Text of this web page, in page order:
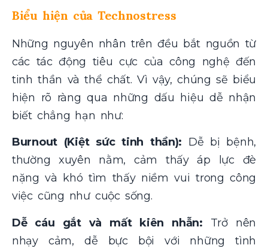
Biểu hiện của Technostress
Những nguyên nhân trên đều bắt nguồn từ
các tác động tiêu cực của công nghệ đến
tinh thần và thể chất. Vì vậy, chúng sẽ biểu
hiện rõ ràng qua những dấu hiệu dễ nhận
biết chẳng hạn như:
Burnout (Kiệt sức tinh thần): Dễ bị bệnh,
thường xuyên nằm, cảm thấy áp lực đè
nặng và khó tìm thấy niềm vui trong công
việc cũng như cuộc sống.
Dễ cáu gắt và mất kiên nhẫn: Trở nên
nhạy cảm, dễ bực bội với những tình